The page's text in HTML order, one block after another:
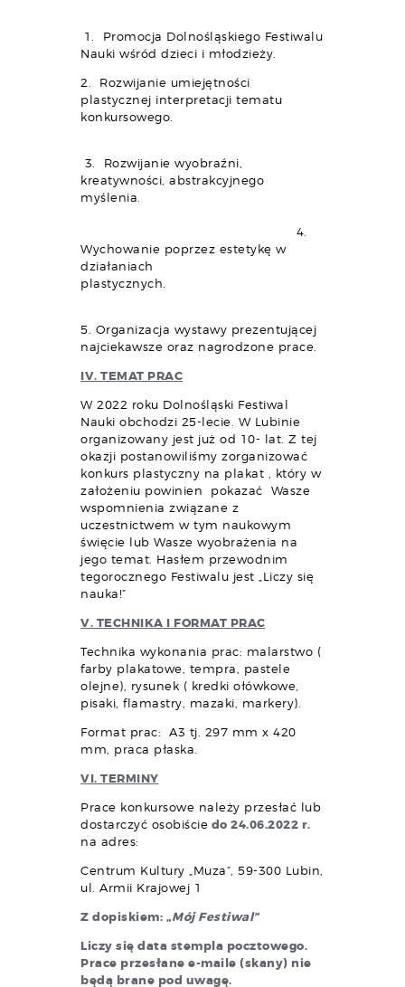
1. Promocja Dolnośląskiego Festiwalu
Nauki wśród dzieci i młodzieży.
2. Rozwijanie umiejętności
plastycznej interpretacji tematu
konkursowego.
3. Rozwijanie wyobraźni,
kreatywności, abstrakcyjnego
myślenia.
4.
Wychowanie poprzez estetykę w
działaniach
plastycznych.
5. Organizacja wystawy prezentującej
najciekawsze oraz nagrodzone prace.
IV. TEMAT PRAC
W 2022 roku Dolnośląski Festiwal
Nauki obchodzi 25-lecie. W Lubinie
organizowany jest już od 10- lat. Z tej
okazji postanowiliśmy zorganizować
konkurs plastyczny na plakat , który w
założeniu powinien pokazać Wasze
wspomnienia związane z
uczestnictwem w tym naukowym
święcie lub Wasze wyobrażenia na
jego temat. Hasłem przewodnim
tegorocznego Festiwalu jest „Liczy się
nauka!”
V. TECHNIKA I FORMAT PRAC
Technika wykonania prac: malarstwo (
farby plakatowe, tempra, pastele
olejne), rysunek ( kredki ołówkowe,
pisaki, flamastry, mazaki, markery).
Format prac: A3 tj. 297 mm x 420
mm, praca płaska.
VI. TERMINY
Prace konkursowe należy przesłać lub
dostarczyć osobiście do 24.06.2022 r.
na adres:
Centrum Kultury „Muza”, 59-300 Lubin,
ul. Armii Krajowej 1
Z dopiskiem: „Mój Festiwal”
Liczy się data stempla pocztowego.
Prace przesłane e-maile (skany) nie
będą brane pod uwagę.